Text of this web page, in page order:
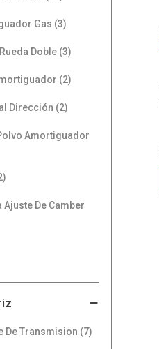
Gas (3)
Doble (3)
(2)
Dirección (2)
Amortiguador
Ajuste De Camber
De Transmision (7)